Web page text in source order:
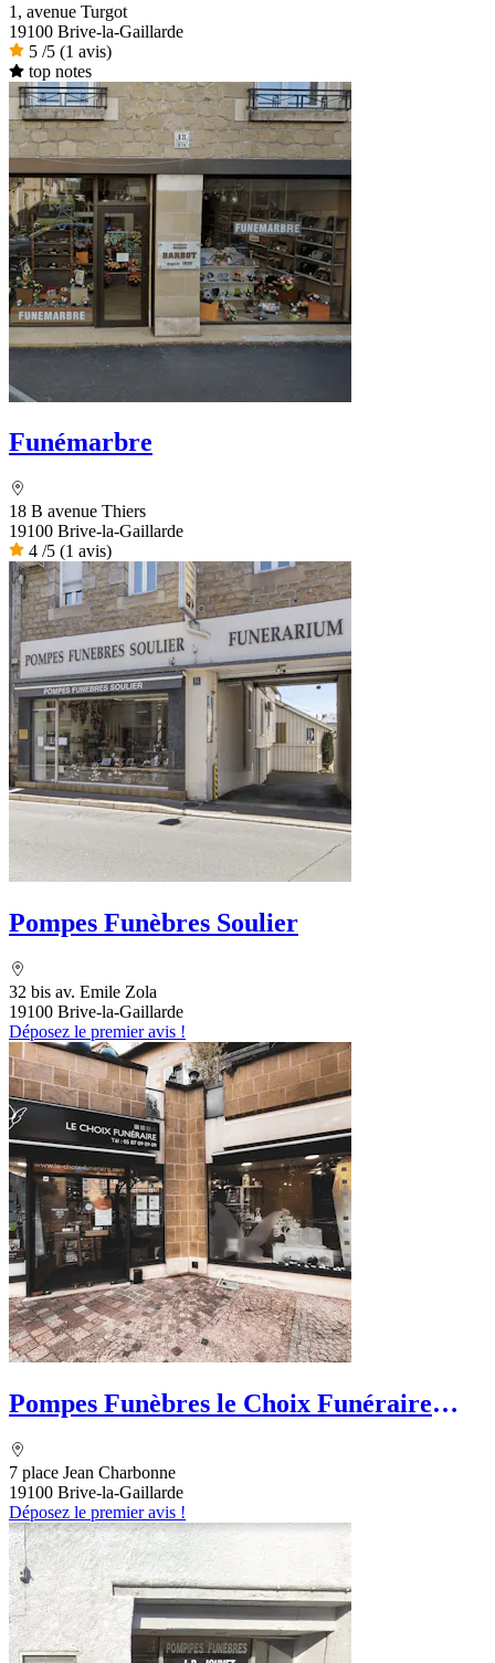
1, avenue Turgot
19100 Brive-la-Gaillarde
5 /5 (1 avis)
top notes
Funémarbre
18 B avenue Thiers
19100 Brive-la-Gaillarde
4 /5 (1 avis)
Pompes Funèbres Soulier
32 bis av. Emile Zola
19100 Brive-la-Gaillarde
Déposez le premier avis !
Pompes Funèbres le Choix Funéraire
7 place Jean Charbonne
19100 Brive-la-Gaillarde
Déposez le premier avis !